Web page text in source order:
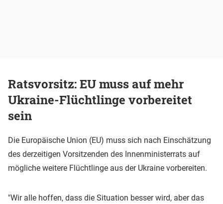
Ratsvorsitz: EU muss auf mehr
Ukraine-Flüchtlinge vorbereitet
sein
Die Europäische Union (EU) muss sich nach Einschätzung
des derzeitigen Vorsitzenden des Innenministerrats auf
mögliche weitere Flüchtlinge aus der Ukraine vorbereiten.
"Wir alle hoffen, dass die Situation besser wird, aber das